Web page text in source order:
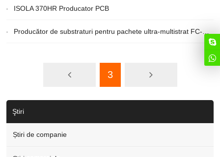
ISOLA 370HR Producator PCB
Producător de substraturi pentru pachete ultra-multistrat FC-BGA
3
Ştiri
Știri de companie